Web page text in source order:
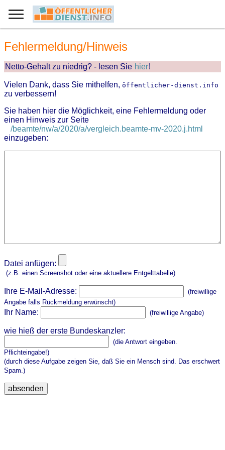
Fehlermeldung/Hinweis
Netto-Gehalt zu niedrig? - lesen Sie hier!
Vielen Dank, dass Sie mithelfen, öffentlicher-dienst.info
zu verbessern!
Sie haben hier die Möglichkeit, eine Fehlermeldung oder
einen Hinweis zur Seite
/beamte/nw/a/2020/a/vergleich.beamte-mv-2020.j.html
einzugeben:
Datei anfügen:
(z.B. einen Screenshot oder eine aktuellere Entgelttabelle)
Ihre E-Mail-Adresse:
(freiwillige
Angabe falls Rückmeldung erwünscht)
Ihr Name: (freiwillige Angabe)
wie hieß der erste Bundeskanzler:
(die Antwort eingeben.
Pflichteingabe!)
(durch diese Aufgabe zeigen Sie, daß Sie ein Mensch sind. Das erschwert
Spam.)